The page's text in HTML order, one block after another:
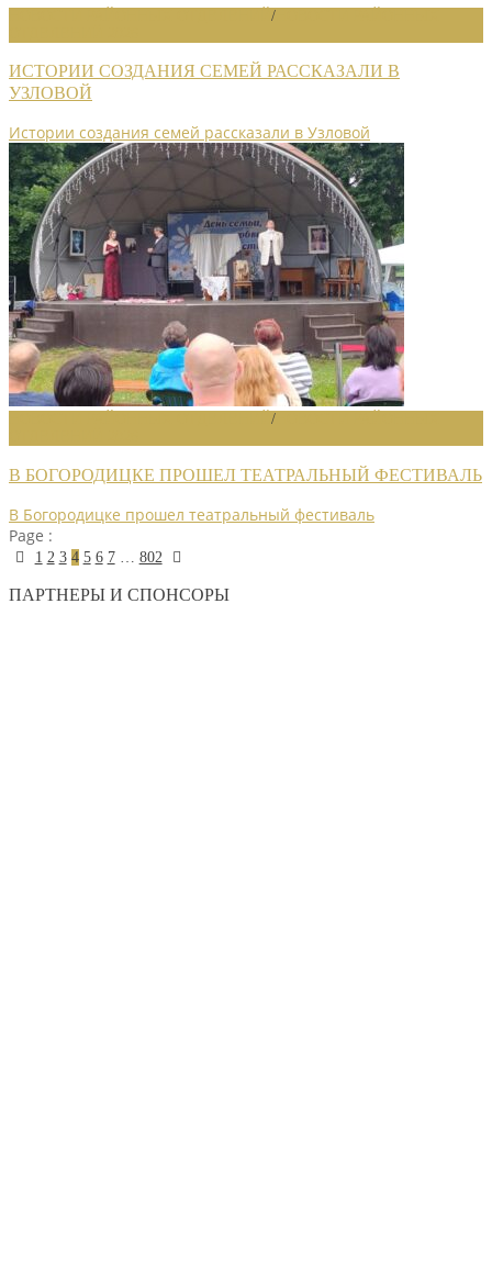
/
ИСТОРИИ СОЗДАНИЯ СЕМЕЙ РАССКАЗАЛИ В
УЗЛОВОЙ
Истории создания семей рассказали в Узловой
/
В БОГОРОДИЦКЕ ПРОШЕЛ ТЕАТРАЛЬНЫЙ ФЕСТИВАЛЬ
В Богородицке прошел театральный фестиваль
Page :
1 2 3 4 5 6 7 … 802
ПАРТНЕРЫ И СПОНСОРЫ